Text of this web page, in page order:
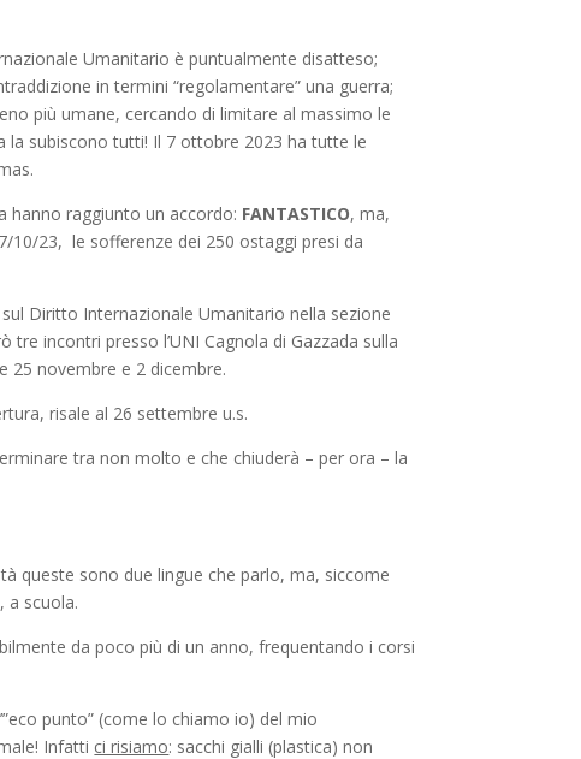
Umanitario è puntualmente disatteso;
in termini “regolamentare” una guerra;
più umane, cercando di limitare al massimo le
la subiscono tutti! Il 7 ottobre 2023 ha tutte le
hanno raggiunto un accordo: FANTASTICO, ma,
10/23, le sofferenze dei 250 ostaggi presi da
Diritto Internazionale Umanitario nella sezione
incontri presso l’UNI Cagnola di Gazzada sulla
25 novembre e 2 dicembre.
risale al 26 settembre u.s.
tra non molto e che chiuderà – per ora – la
queste sono due lingue che parlo, ma, siccome
a scuola.
da poco più di un anno, frequentando i corsi
punto” (come lo chiamo io) del mio
Infatti ci risiamo: sacchi gialli (plastica) non